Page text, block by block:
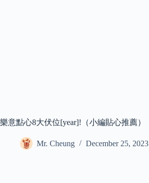
樂意點心8大伏位[year]!（小編貼心推薦）
Mr. Cheung December 25, 2023